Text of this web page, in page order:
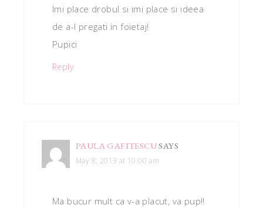
Imi place drobul si imi place si ideea
de a-l pregati in foietaj!
Pupici
Reply
PAULA GAFITESCUSAYS
May 8, 2013 at 10:00 am
Ma bucur mult ca v-a placut, va pup!!